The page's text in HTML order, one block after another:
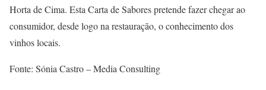
Horta de Cima. Esta Carta de Sabores pretende fazer chegar ao
consumidor, desde logo na restauração, o conhecimento dos
vinhos locais.
Fonte: Sónia Castro – Media Consulting